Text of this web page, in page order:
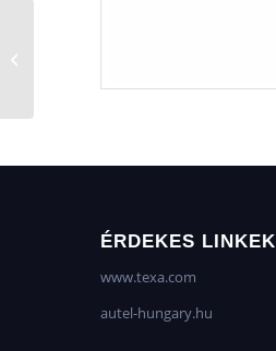
ÉRDEKES LINKEK
www.texa.com
autel-hungary.hu